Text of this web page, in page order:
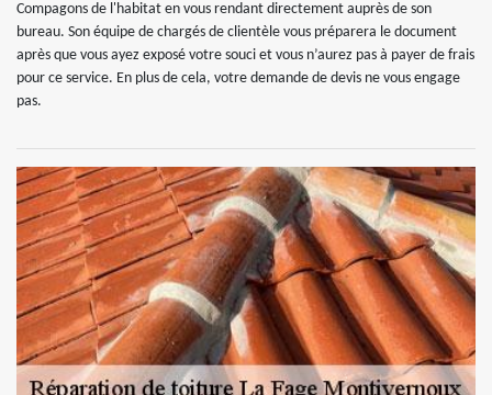
Compagons de l'habitat en vous rendant directement auprès de son
bureau. Son équipe de chargés de clientèle vous préparera le document
après que vous ayez exposé votre souci et vous n’aurez pas à payer de frais
pour ce service. En plus de cela, votre demande de devis ne vous engage
pas.